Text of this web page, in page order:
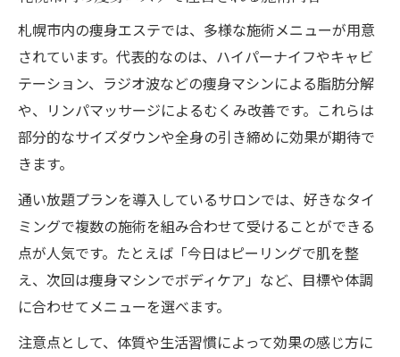
札幌市内の痩身エステでは、多様な施術メニューが用意
されています。代表的なのは、ハイパーナイフやキャビ
テーション、ラジオ波などの痩身マシンによる脂肪分解
や、リンパマッサージによるむくみ改善です。これらは
部分的なサイズダウンや全身の引き締めに効果が期待で
きます。
通い放題プランを導入しているサロンでは、好きなタイ
ミングで複数の施術を組み合わせて受けることができる
点が人気です。たとえば「今日はピーリングで肌を整
え、次回は痩身マシンでボディケア」など、目標や体調
に合わせてメニューを選べます。
注意点として、体質や生活習慣によって効果の感じ方に